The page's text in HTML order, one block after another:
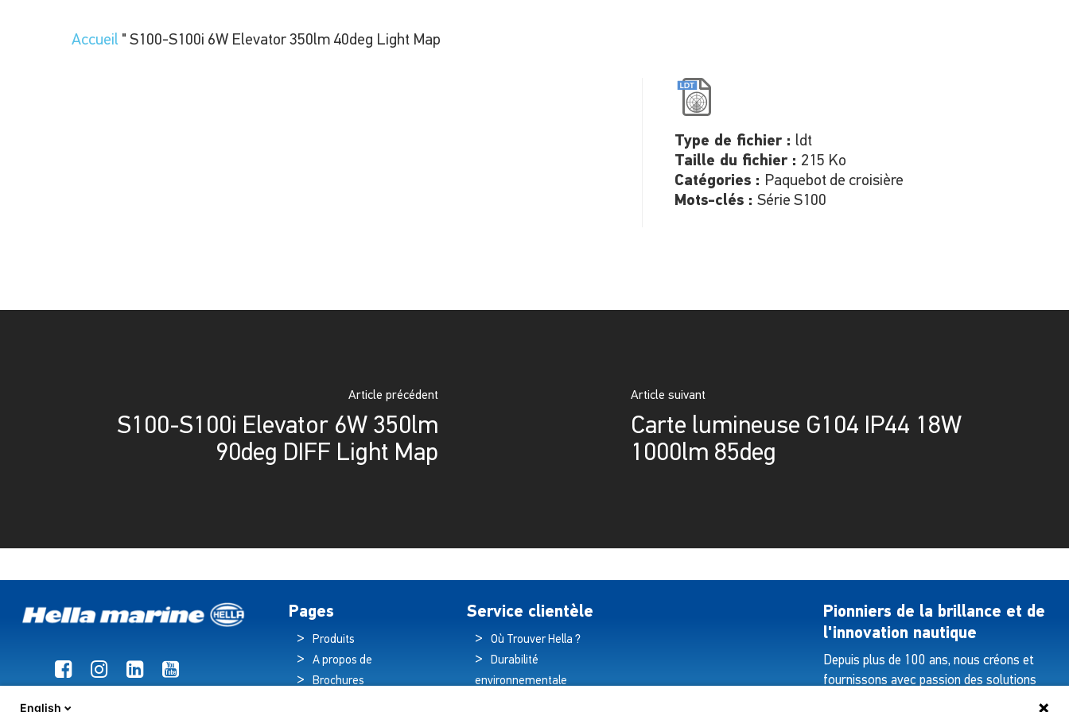
Accueil " S100-S100i 6W Elevator 350lm 40deg Light Map
Type de fichier : ldt
Taille du fichier : 215 Ko
Catégories : Paquebot de croisière
Mots-clés : Série S100
Article précédent
S100-S100i Elevator 6W 350lm
90deg DIFF Light Map
Article suivant
Carte lumineuse G104 IP44 18W
1000lm 85deg
Pages
Produits
A propos de
Brochures
Service clientèle
Où Trouver Hella ?
Durabilité
environnementale
Pionniers de la brillance et de
l'innovation nautique
Depuis plus de 100 ans, nous créons et
fournissons avec passion des solutions
English